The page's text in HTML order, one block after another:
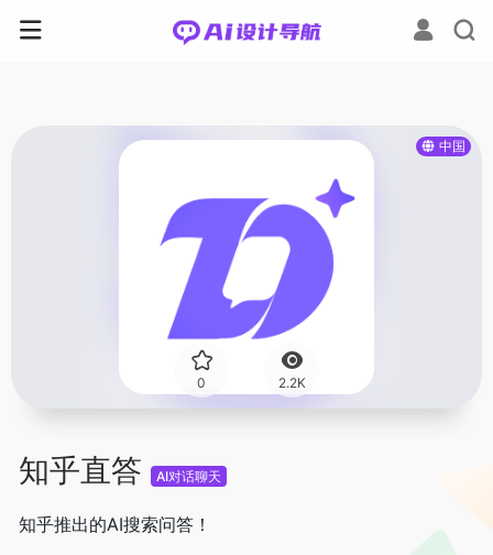
中国
0 2.2K
知乎直答 AI对话聊天
知乎推出的AI搜索问答！